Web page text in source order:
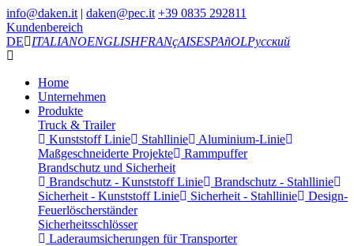
info@daken.it | daken@pec.it +39 0835 292811
Kundenbereich
DE
ITALIANOENGLISHFRANçAISESPAñOLРусский
Home
Unternehmen
Produkte
Truck & Trailer
Kunststoff Linie
Stahllinie
Aluminium-Linie
Maßgeschneiderte Projekte
Rammpuffer
Brandschutz und Sicherheit
Brandschutz - Kunststoff Linie
Brandschutz - Stahllinie
Sicherheit - Kunststoff Linie
Sicherheit - Stahllinie
Design-
Feuerlöscherständer
Sicherheitsschlösser
Laderaumsicherungen für Transporter